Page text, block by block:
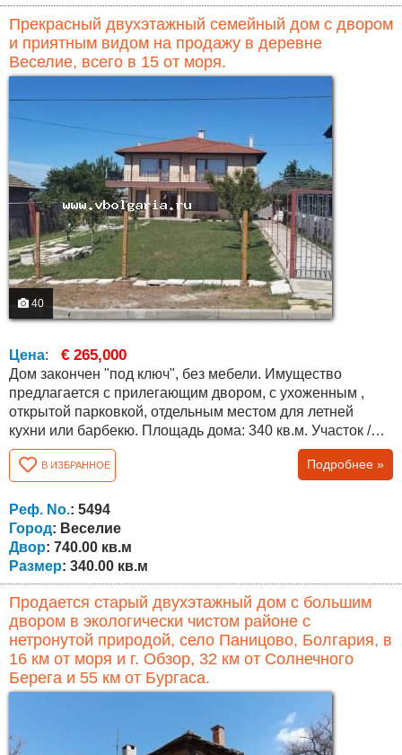
Прекрасный двухэтажный семейный дом с двором
и приятным видом на продажу в деревне
Веселие, всего в 15 от моря.
40
Цена: € 265,000
Дом закончен "под ключ", без мебели. Имущество
предлагается с прилегающим двором, с ухоженным ,
открытой парковкой, отдельным местом для летней
кухни или барбекю. Площадь дома: 340 кв.м. Участок /
двор: 740 кв.м. садом Планировка: подвал, первый и
второй этаж с внутренней лестницей. На уровне
подвала находится бытовая комната типа таверна с
камином и обособленная кухонная часть, бойлер /
вместимость 300 л./ с солнечными...
В ИЗБРАННОЕ Подробнее »
Реф. No.: 5494
Город: Веселие
Двор: 740.00 кв.м
Размер: 340.00 кв.м
Продается старый двухэтажный дом с большим
двором в экологически чистом районе с
нетронутой природой, село Паницово, Болгария, в
16 км от моря и г. Обзор, 32 км от Солнечного
Берега и 55 км от Бургаса.